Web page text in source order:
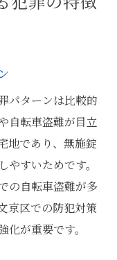
パターンは比較的
自転車盗難が目立
地であり、無施錠
すいためです。
の自転車盗難が多
京区での防犯対策
が重要です。